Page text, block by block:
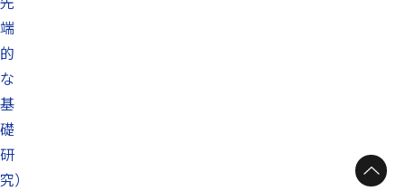
端
的
な
基
礎
研
究）